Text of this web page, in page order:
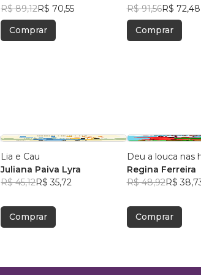
Barros Gallo
R$ 89,12R$ 70,55
Comprar
Barros Gallo
R$ 91,56R$ 72,48
Comprar
Lia e Cau
Juliana Paiva Lyra
R$ 45,12R$ 35,72
Comprar
Deu a louca nas
Regina Ferreira
R$ 48,92R$
Comprar